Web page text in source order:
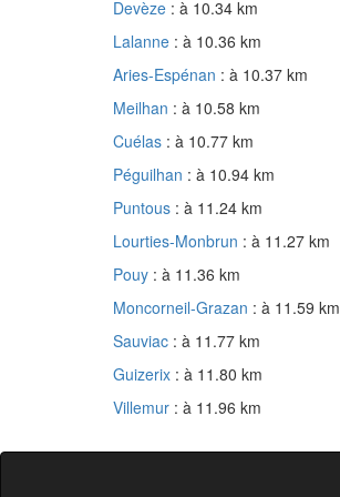
Devèze : à 10.34 km
Lalanne : à 10.36 km
Aries-Espénan : à 10.37 km
Meilhan : à 10.58 km
Cuélas : à 10.77 km
Péguilhan : à 10.94 km
Puntous : à 11.24 km
Lourties-Monbrun : à 11.27 km
Pouy : à 11.36 km
Moncorneil-Grazan : à 11.59 km
Sauviac : à 11.77 km
Guizerix : à 11.80 km
Villemur : à 11.96 km